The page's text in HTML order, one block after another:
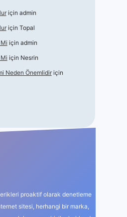
için admin
için Topal
için admin
için Nesrin
Neden Önemlidiriçin
proaktif olarak denetleme
sitesi, herhangi bir marka,